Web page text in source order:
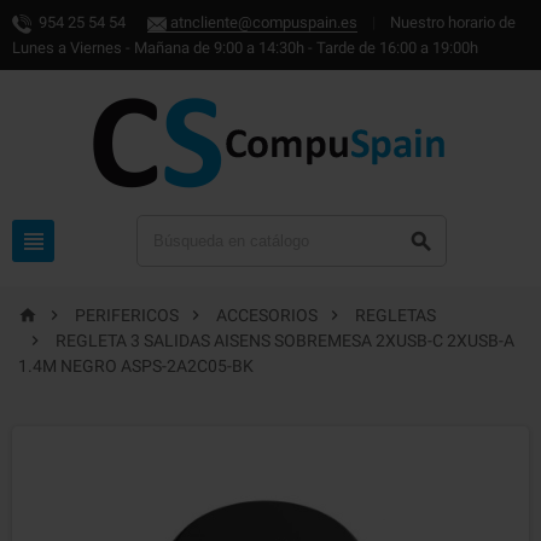
954 25 54 54 atncliente@compuspain.es
Nuestro horario de
Lunes a Viernes - Mañana de 9:00 a 14:30h - Tarde de 16:00 a 19:00h
 
  PERIFERICOS  ACCESORIOS 
REGLETAS

REGLETA 3 SALIDAS AISENS SOBREMESA 2XUSB-C 2XUSB-A
1.4M NEGRO ASPS-2A2C05-BK